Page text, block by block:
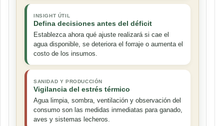
INSIGHT ÚTIL
Defina decisiones antes del déficit
Establezca ahora qué ajuste realizará si cae el
agua disponible, se deteriora el forraje o aumenta el
costo de los insumos.
SANIDAD Y PRODUCCIÓN
Vigilancia del estrés térmico
Agua limpia, sombra, ventilación y observación del
consumo son las medidas inmediatas para ganado,
aves y sistemas lecheros.